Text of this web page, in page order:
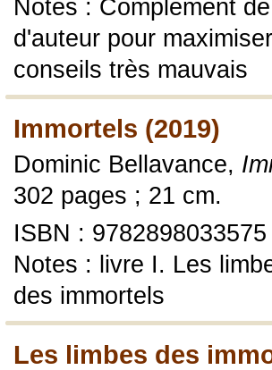
Notes : Complément
d'auteur pour
conseils très mauvais
Immortels (2019)
Dominic Bellavance,
302 pages ; 21 cm.
ISBN : 9782898033575
Notes : livre I. Les
des immortels
Les limbes des